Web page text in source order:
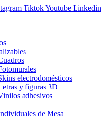
TiktokYoutube Linkedin
electrodomésticos
y figuras 3D
adhesivos
de Mesa